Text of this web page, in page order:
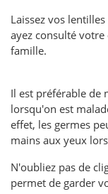
Laissez vos
ayez consulté
famille.
Il est préférable de
lorsqu'on est
effet, les germes
mains aux yeux
N'oubliez pas de
permet de garder